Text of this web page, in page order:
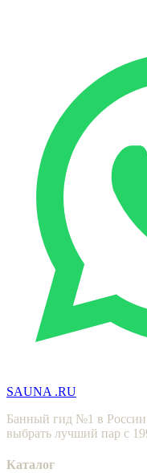
SAUNA .RU
Банный гид №1 в
выбрать лучший пар с
Каталог